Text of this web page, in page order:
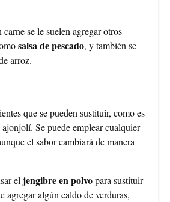
se le suelen agregar otros
salsa de pescado, y también se
arroz.
que se pueden sustituir, como es
ajonjolí. Se puede emplear cualquier
el sabor cambiará de manera
el jengibre en polvopara sustituir
agregar algún caldo de verduras,